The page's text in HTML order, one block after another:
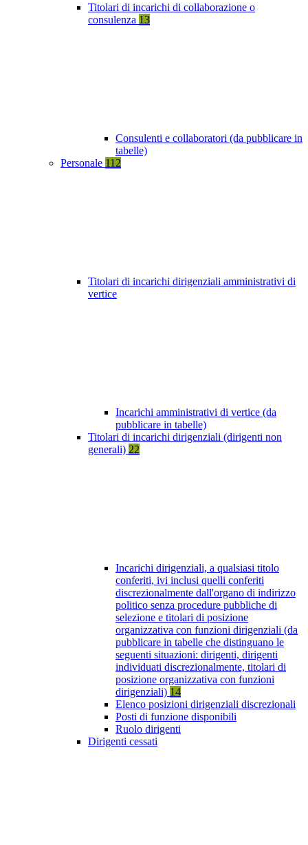
Titolari di incarichi di collaborazione o
consulenza 13
Consulenti e collaboratori (da pubblicare in
tabelle)
Personale 112
Titolari di incarichi dirigenziali amministrativi di
vertice
Incarichi amministrativi di vertice (da
pubblicare in tabelle)
Titolari di incarichi dirigenziali (dirigenti non
generali) 22
Incarichi dirigenziali, a qualsiasi titolo
conferiti, ivi inclusi quelli conferiti
discrezionalmente dall'organo di indirizzo
politico senza procedure pubbliche di
selezione e titolari di posizione
organizzativa con funzioni dirigenziali (da
pubblicare in tabelle che distinguano le
seguenti situazioni: dirigenti, dirigenti
individuati discrezionalmente, titolari di
posizione organizzativa con funzioni
dirigenziali) 14
Elenco posizioni dirigenziali discrezionali
Posti di funzione disponibili
Ruolo dirigenti
Dirigenti cessati